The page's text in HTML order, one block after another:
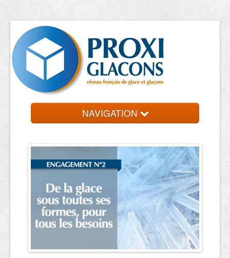
NAVIGATION